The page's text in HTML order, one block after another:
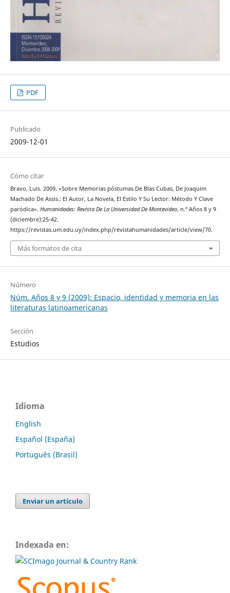
PDF
Publicado
2009-12-01
Cómo citar
Bravo, Luis. 2009. «Sobre Memorias póstumas De Blas Cubas, De Joaquim
Machado De Assis.: El Autor, La Novela, El Estilo Y Su Lector: Método Y Clave
paródica». Humanidades: Revista De La Universidad De Montevideo, n.º Años 8 y 9
(diciembre):25-42.
https://revistas.um.edu.uy/index.php/revistahumanidades/article/view/70.
Más formatos de cita
Número
Núm. Años 8 y 9 (2009): Espacio, identidad y memoria en las
literaturas latinoamericanas
Sección
Estudios
Idioma
English
Español (España)
Português (Brasil)
Enviar un artículo
Indexada en: